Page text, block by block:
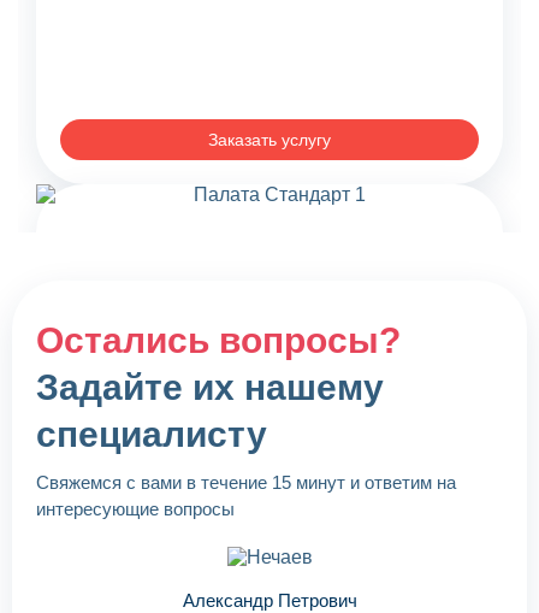
Заказать услугу
Палата «Стандарт»
5 000 ₽ / сутки
Палата на 2 человека
Остались вопросы?
Задайте их нашему
специалисту
Свяжемся с вами в течение 15 минут и ответим на
интересующие вопросы
Александр Петрович